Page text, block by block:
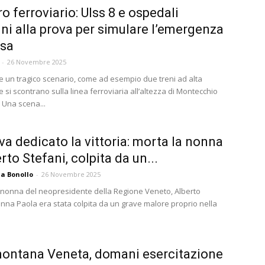
ferroviario: Ulss 8 e ospedali
alla prova per simulare l’emergenza
- 26 Novembre 2025
un tragico scenario, come ad esempio due treni ad alta
si scontrano sulla linea ferroviaria all’altezza di Montecchio
scena...
dedicato la vittoria: morta la nonna
Stefani, colpita da un...
Bonollo - 26 Novembre 2025
del neopresidente della Regione Veneto, Alberto
Paola era stata colpita da un grave malore proprio nella
Veneta, domani esercitazione